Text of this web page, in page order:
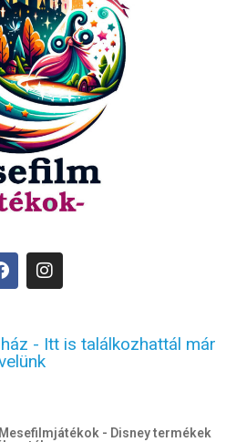
- Itt is találkozhattál már
- Disney termékek